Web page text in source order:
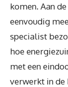
komen. Aan
eenvoudig
specialist
hoe
met een
verwerkt in de